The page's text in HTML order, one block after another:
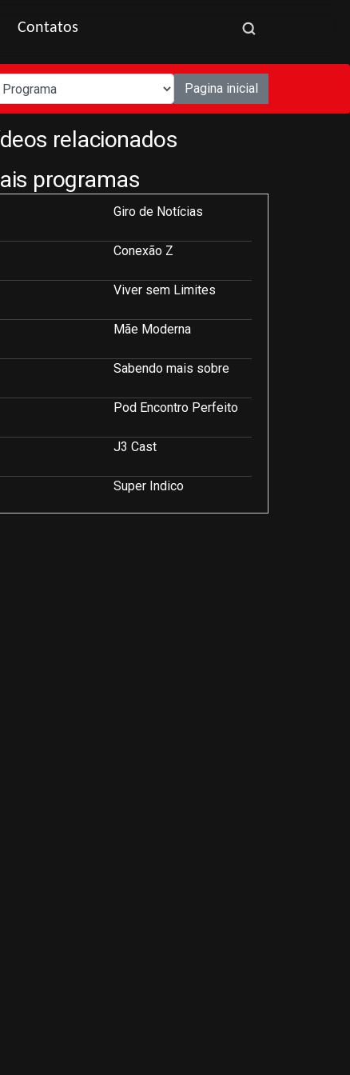
Contatos
Pagina inicial
relacionados
programas
Giro de Notícias
Conexão Z
Viver sem Limites
Mãe Moderna
Sabendo mais sobre
Pod Encontro Perfeito
J3 Cast
Super Indico